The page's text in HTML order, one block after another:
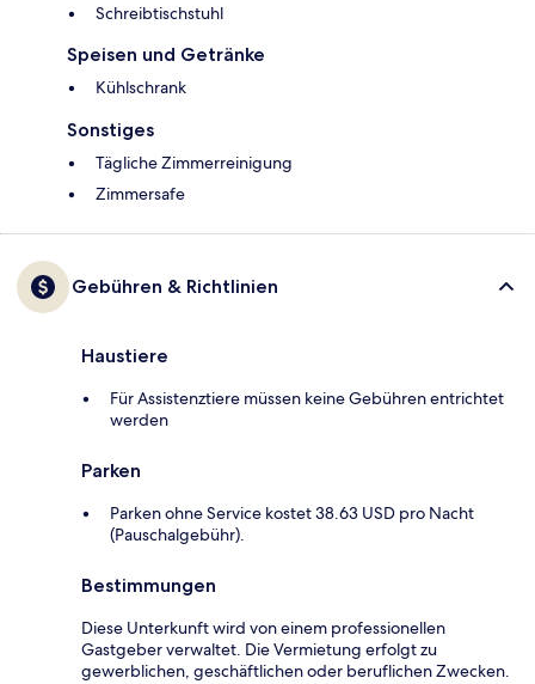
Schreibtischstuhl
Speisen und Getränke
Kühlschrank
Sonstiges
Tägliche Zimmerreinigung
Zimmersafe
Gebühren & Richtlinien
Haustiere
Für Assistenztiere müssen keine Gebühren entrichtet
werden
Parken
Parken ohne Service kostet 38.63 USD pro Nacht
(Pauschalgebühr).
Bestimmungen
Diese Unterkunft wird von einem professionellen
Gastgeber verwaltet. Die Vermietung erfolgt zu
gewerblichen, geschäftlichen oder beruflichen Zwecken.